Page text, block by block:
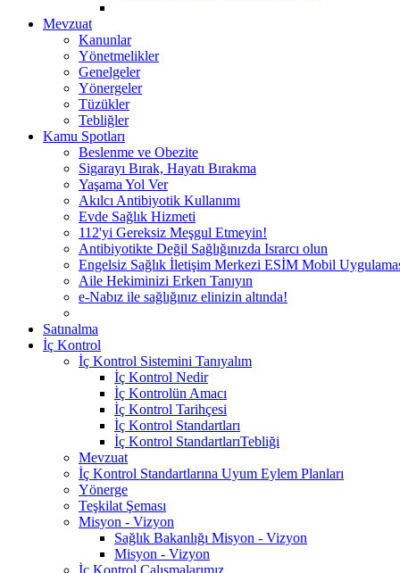
Mevzuat
Kanunlar
Yönetmelikler
Genelgeler
Yönergeler
Tüzükler
Tebliğler
Kamu Spotları
Beslenme ve Obezite
Sigarayı Bırak, Hayatı Bırakma
Yaşama Yol Ver
Akılcı Antibiyotik Kullanımı
Evde Sağlık Hizmeti
112'yi Gereksiz Meşgul Etmeyin!
Antibiyotikte Değil Sağlığınızda Israrcı olun
Engelsiz Sağlık İletişim Merkezi ESİM Mobil
Aile Hekiminizi Erken Tanıyın
e-Nabız ile sağlığınız elinizin altında!
Satınalma
İç Kontrol
İç Kontrol Sistemini Tanıyalım
İç Kontrol Nedir
İç Kontrolün Amacı
İç Kontrol Tarihçesi
İç Kontrol Standartları
İç Kontrol StandartlarıTebliği
Mevzuat
İç Kontrol Standartlarına Uyum Eylem Planları
Yönerge
Teşkilat Şeması
Misyon - Vizyon
Sağlık Bakanlığı Misyon - Vizyon
Misyon - Vizyon
İç Kontrol Çalışmalarımız